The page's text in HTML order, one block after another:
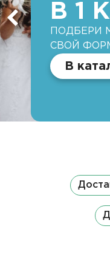
В 1
ПОДБЕРИ
СВОЙ
В